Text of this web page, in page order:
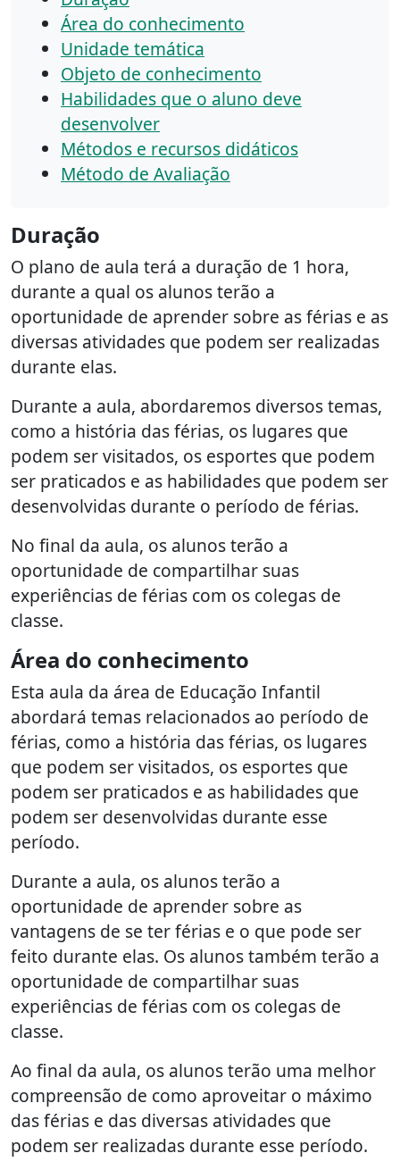
Área do conhecimento
Unidade temática
Objeto de conhecimento
Habilidades que o aluno deve
desenvolver
Métodos e recursos didáticos
Método de Avaliação
Duração
O plano de aula terá a duração de 1 hora,
durante a qual os alunos terão a
oportunidade de aprender sobre as férias e as
diversas atividades que podem ser realizadas
durante elas.
Durante a aula, abordaremos diversos temas,
como a história das férias, os lugares que
podem ser visitados, os esportes que podem
ser praticados e as habilidades que podem ser
desenvolvidas durante o período de férias.
No final da aula, os alunos terão a
oportunidade de compartilhar suas
experiências de férias com os colegas de
classe.
Área do conhecimento
Esta aula da área de Educação Infantil
abordará temas relacionados ao período de
férias, como a história das férias, os lugares
que podem ser visitados, os esportes que
podem ser praticados e as habilidades que
podem ser desenvolvidas durante esse
período.
Durante a aula, os alunos terão a
oportunidade de aprender sobre as
vantagens de se ter férias e o que pode ser
feito durante elas. Os alunos também terão a
oportunidade de compartilhar suas
experiências de férias com os colegas de
classe.
Ao final da aula, os alunos terão uma melhor
compreensão de como aproveitar o máximo
das férias e das diversas atividades que
podem ser realizadas durante esse período.